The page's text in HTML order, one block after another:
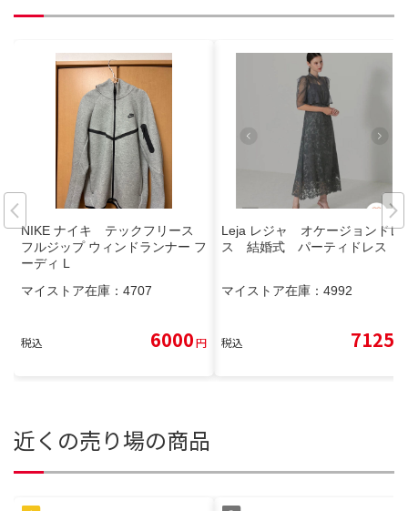
NIKE ナイキ テックフリース
フルジップ ウィンドランナー フ
ーディ L
マイストア在庫： 4707
税込 6000円
Leja レジャ オケージョンドレ
ス 結婚式 パーティドレス
マイストア在庫： 4992
税込 7125
近くの売り場の商品